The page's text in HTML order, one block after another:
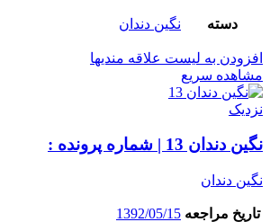
دسته نگین دندان
افزودن به لیست علاقه مندیها
مشاهده سریع
نزدیک
نگین دندان 13 | شماره پرونده :
نگین دندان
تاریخ مراجعه 1392/05/15